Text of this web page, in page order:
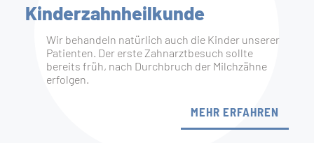
Kinder­zahnheilkunde
Wir behandeln natürlich auch die Kinder unserer
Patienten. Der erste Zahnarztbesuch sollte
bereits früh, nach Durchbruch der Milchzähne
erfolgen.
MEHR ERFAHREN